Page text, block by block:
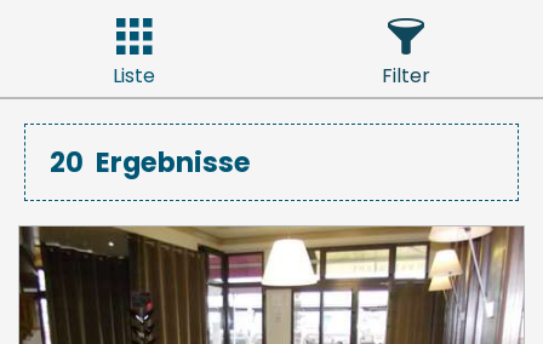
Liste Filter
20 Ergebnisse